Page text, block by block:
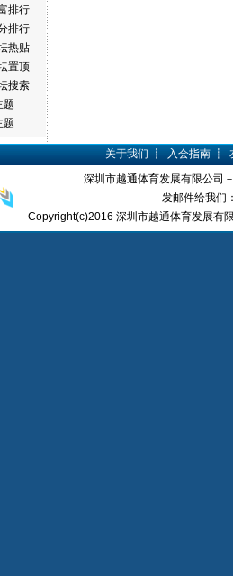
排行
排行
热贴
置顶
搜索
题
题
关于我们 ┋ 入会指南┋
深圳市越通体育发展有限公司
发邮件给我们
Copyright(c)2016 深圳市越通体育发展有